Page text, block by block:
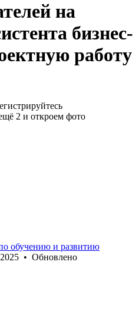
на
бизнес-
работу
2 и откроем фото
обучению и развитию
• Обновлено